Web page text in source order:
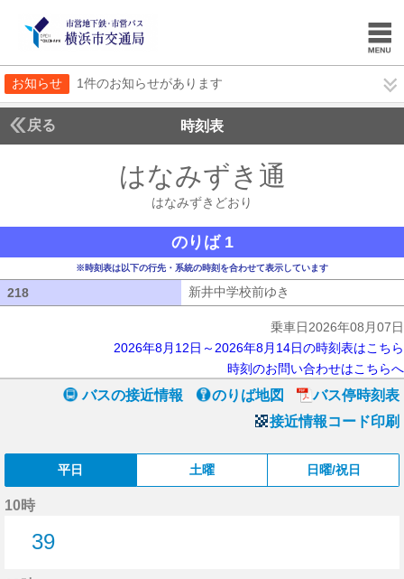
お知らせ 1件のお知らせがあります
戻る 時刻表
はなみずき通
はなみずきどおり
のりば 1
※時刻表は以下の行先・系統の時刻を合わせて表示しています
218 新井中学校前ゆき
乗車日2026年08月07日
2026年8月12日～2026年8月14日の時刻表はこちら
時刻のお問い合わせはこちらへ
バスの接近情報 のりば地図
バス停時刻表
接近情報コード印刷
平日 土曜 日曜/祝日
10時
39